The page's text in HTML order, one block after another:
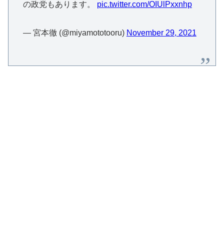
の政党もあります。 pic.twitter.com/OIUlPxxnhp
— 宮本徹 (@miyamototooru) November 29, 2021